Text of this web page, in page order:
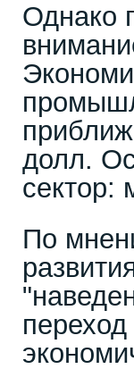
Однако
долл.
сектор:
По